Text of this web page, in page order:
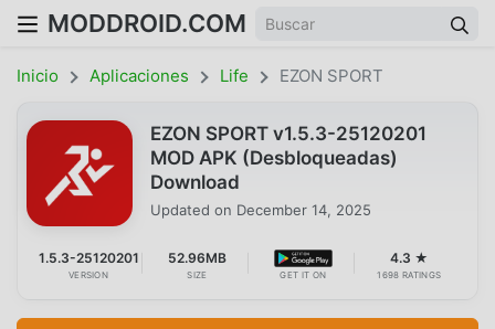
MODDROID.COM
Inicio Aplicaciones Life EZON SPORT
EZON SPORT v1.5.3-25120201
MOD APK (Desbloqueadas)
Download
Updated on December 14, 2025
1.5.3-25120201
VERSION
52.96MB
SIZE GET IT ON
4.3 ★
1698 RATINGS